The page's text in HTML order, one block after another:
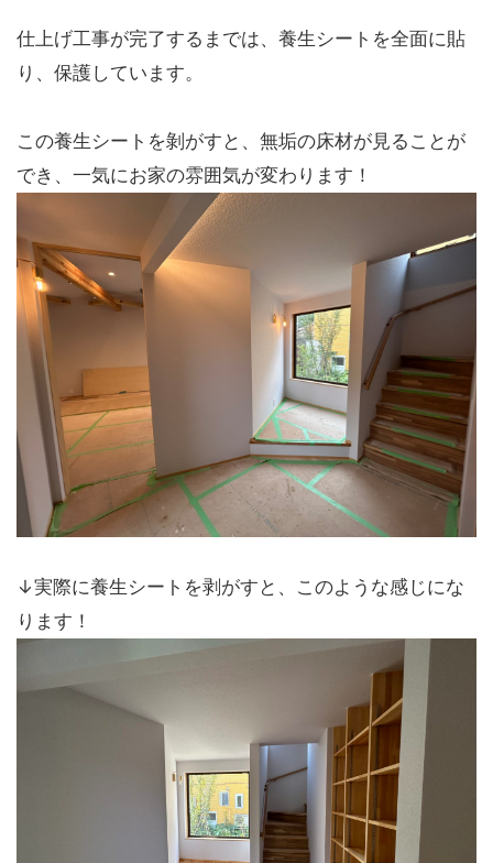
仕上げ工事が完了するまでは、養生シートを全面に貼
り、保護しています。
この養生シートを剝がすと、無垢の床材が見ることが
でき、一気にお家の雰囲気が変わります！
↓実際に養生シートを剥がすと、このような感じにな
ります！